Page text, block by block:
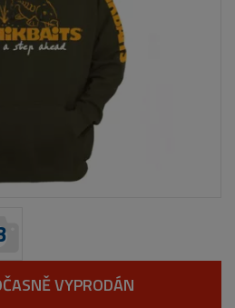
VYPRODÁN